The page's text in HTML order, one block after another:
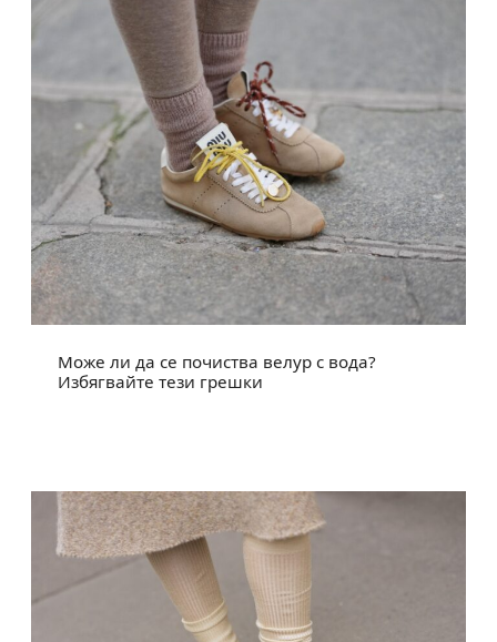
Може ли да се почиства велур с вода?
Избягвайте тези грешки